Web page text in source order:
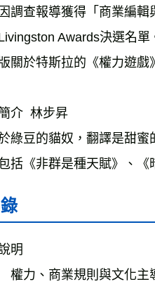
調查報導獲得「商業編
Awards決選名單
關於特斯拉的《權力遊戲
介  林步昇
綠豆的貓奴，翻譯是甜
括《非群是種天賦》、《
明
權力、商業規則與文化主